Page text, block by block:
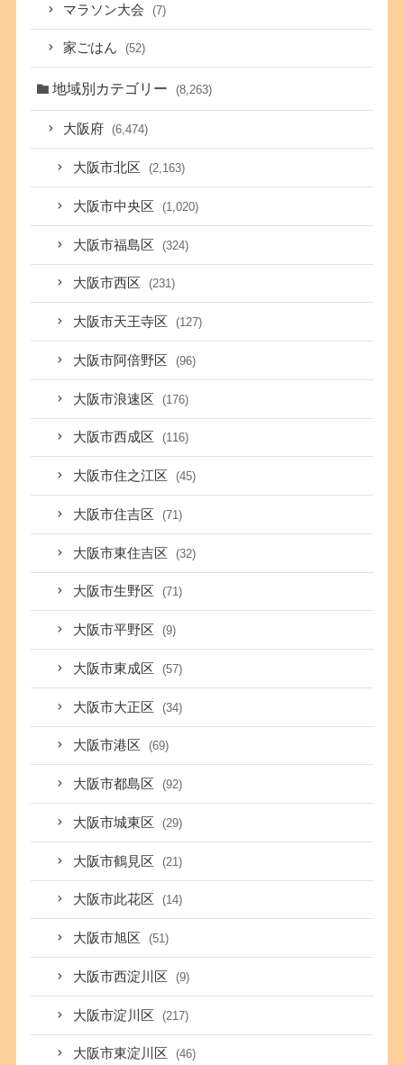
マラソン大会 (7)
家ごはん (52)
地域別カテゴリー (8,263)
大阪府 (6,474)
大阪市北区 (2,163)
大阪市中央区 (1,020)
大阪市福島区 (324)
大阪市西区 (231)
大阪市天王寺区 (127)
大阪市阿倍野区 (96)
大阪市浪速区 (176)
大阪市西成区 (116)
大阪市住之江区 (45)
大阪市住吉区 (71)
大阪市東住吉区 (32)
大阪市生野区 (71)
大阪市平野区 (9)
大阪市東成区 (57)
大阪市大正区 (34)
大阪市港区 (69)
大阪市都島区 (92)
大阪市城東区 (29)
大阪市鶴見区 (21)
大阪市此花区 (14)
大阪市旭区 (51)
大阪市西淀川区 (9)
大阪市淀川区 (217)
大阪市東淀川区 (46)